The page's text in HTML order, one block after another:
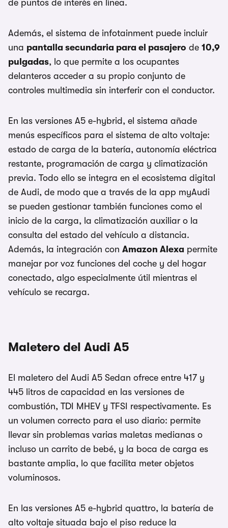
de puntos de interés en línea.
Además, el sistema de infotainment puede incluir
una pantalla secundaria para el pasajero de 10,9
pulgadas, lo que permite a los ocupantes
delanteros acceder a su propio conjunto de
controles multimedia sin interferir con el conductor.
En las versiones A5 e-hybrid, el sistema añade
menús específicos para el sistema de alto voltaje:
estado de carga de la batería, autonomía eléctrica
restante, programación de carga y climatización
previa. Todo ello se integra en el ecosistema digital
de Audi, de modo que a través de la app myAudi
se pueden gestionar también funciones como el
inicio de la carga, la climatización auxiliar o la
consulta del estado del vehículo a distancia.
Además, la integración con Amazon Alexa permite
manejar por voz funciones del coche y del hogar
conectado, algo especialmente útil mientras el
vehículo se recarga.
Maletero del Audi A5
El maletero del Audi A5 Sedan ofrece entre 417 y
445 litros de capacidad en las versiones de
combustión, TDI MHEV y TFSI respectivamente. Es
un volumen correcto para el uso diario: permite
llevar sin problemas varias maletas medianas o
incluso un carrito de bebé, y la boca de carga es
bastante amplia, lo que facilita meter objetos
voluminosos.
En las versiones A5 e-hybrid quattro, la batería de
alto voltaje situada bajo el piso reduce la